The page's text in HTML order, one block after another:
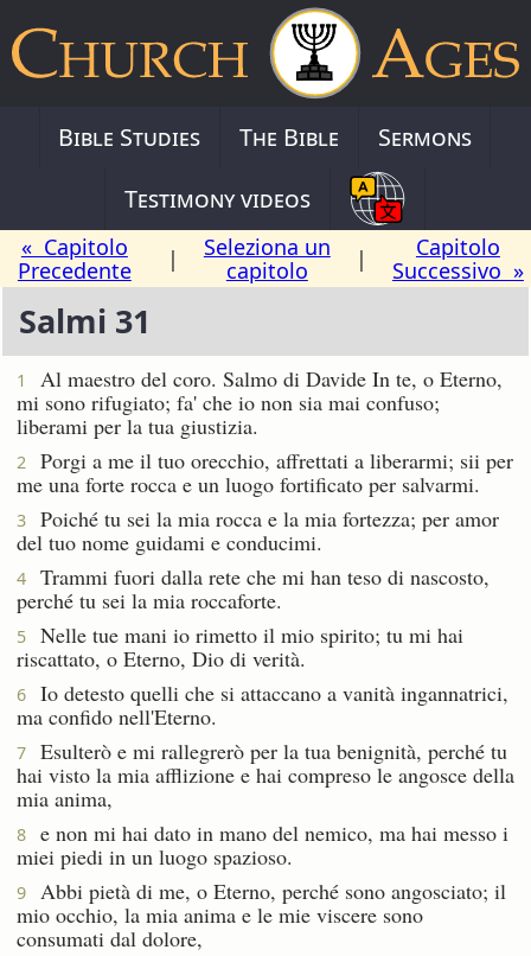
Bible Studies The Bible
Sermons
Testimony videos
« Capitolo
Precedente
|
Seleziona un
capitolo
|
Capitolo
Successivo »
Salmi 31
1 Al maestro del coro. Salmo di Davide In te, o Eterno,
mi sono rifugiato; fa' che io non sia mai confuso;
liberami per la tua giustizia.
2
Porgi a me il tuo orecchio, affrettati a liberarmi; sii per
me una forte rocca e un luogo fortificato per salvarmi.
3
Poiché tu sei la mia rocca e la mia fortezza; per amor
del tuo nome guidami e conducimi.
4
Trammi fuori dalla rete che mi han teso di nascosto,
perché tu sei la mia roccaforte.
5
Nelle tue mani io rimetto il mio spirito; tu mi hai
riscattato, o Eterno, Dio di verità.
6
Io detesto quelli che si attaccano a vanità ingannatrici,
ma confido nell'Eterno.
7
Esulterò e mi rallegrerò per la tua benignità, perché tu
hai visto la mia afflizione e hai compreso le angosce della
mia anima,
8
e non mi hai dato in mano del nemico, ma hai messo i
miei piedi in un luogo spazioso.
9
Abbi pietà di me, o Eterno, perché sono angosciato; il
mio occhio, la mia anima e le mie viscere sono
consumati dal dolore,